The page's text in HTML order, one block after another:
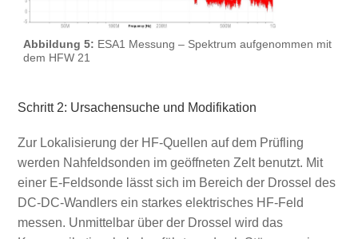
Abbildung 5: ESA1 Messung – Spektrum aufgenommen mit
dem HFW 21
Schritt 2: Ursachensuche und Modifikation
Zur Lokalisierung der HF-Quellen auf dem Prüfling
werden Nahfeldsonden im geöffneten Zelt benutzt. Mit
einer E-Feldsonde lässt sich im Bereich der Drossel des
DC-DC-Wandlers ein starkes elektrisches HF-Feld
messen. Unmittelbar über der Drossel wird das